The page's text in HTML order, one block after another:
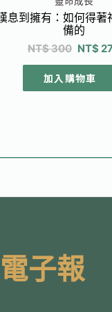
息到擁有：如何得著
備的
NT$300 NT$
加入購物車
子報